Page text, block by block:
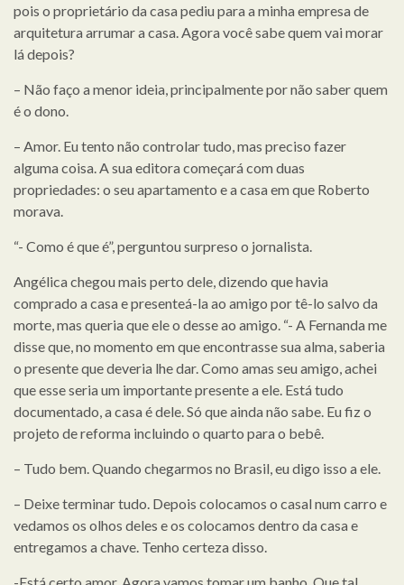
pois o proprietário da casa pediu para a minha empresa de
arquitetura arrumar a casa. Agora você sabe quem vai morar
lá depois?
– Não faço a menor ideia, principalmente por não saber quem
é o dono.
– Amor. Eu tento não controlar tudo, mas preciso fazer
alguma coisa. A sua editora começará com duas
propriedades: o seu apartamento e a casa em que Roberto
morava.
“- Como é que é”, perguntou surpreso o jornalista.
Angélica chegou mais perto dele, dizendo que havia
comprado a casa e presenteá-la ao amigo por tê-lo salvo da
morte, mas queria que ele o desse ao amigo. “- A Fernanda me
disse que, no momento em que encontrasse sua alma, saberia
o presente que deveria lhe dar. Como amas seu amigo, achei
que esse seria um importante presente a ele. Está tudo
documentado, a casa é dele. Só que ainda não sabe. Eu fiz o
projeto de reforma incluindo o quarto para o bebê.
– Tudo bem. Quando chegarmos no Brasil, eu digo isso a ele.
– Deixe terminar tudo. Depois colocamos o casal num carro e
vedamos os olhos deles e os colocamos dentro da casa e
entregamos a chave. Tenho certeza disso.
-Está certo amor. Agora vamos tomar um banho. Que tal